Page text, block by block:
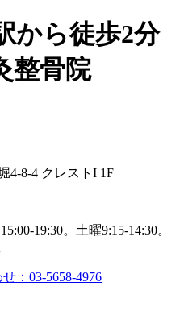
から徒歩2分
整骨院
4-8-4 クレストI 1F